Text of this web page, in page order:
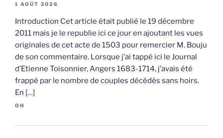
1 AOÛT 2026
Introduction Cet article était publié le 19 décembre
2011 mais je le republie ici ce jour en ajoutant les vues
originales de cet acte de 1503 pour remercier M. Bouju
de son commentaire. Lorsque j’ai tappé ici le Journal
d’Etienne Toisonnier, Angers 1683-1714, j’avais été
frappé par le nombre de couples décédés sans hoirs.
En […]
OH